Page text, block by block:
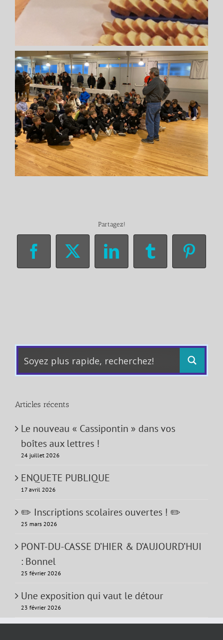
Partagez!
Facebook
X LinkedInTumblr
Articles récents
Le nouveau « Cassipontin » dans vos
boîtes aux lettres !
24 juillet 2026
ENQUETE PUBLIQUE
17 avril 2026
✏️ Inscriptions scolaires ouvertes ! ✏️
25 mars 2026
PONT-DU-CASSE D’HIER & D’AUJOURD’HUI
: Bonnel
25 février 2026
Une exposition qui vaut le détour
23 février 2026